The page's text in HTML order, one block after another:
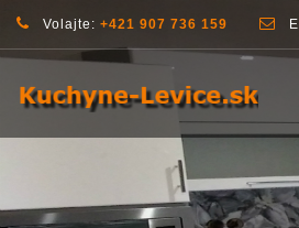
Volajte: +421 907 736 159